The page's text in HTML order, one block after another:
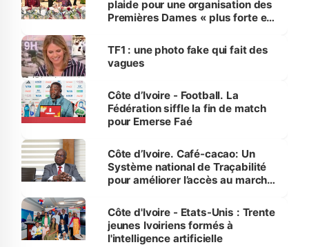
plaide pour une organisation des
Premières Dames « plus forte et
sur la scène internationale »
TF1 : une photo fake qui fait des
vagues
Côte d’Ivoire - Football. La
Fédération siffle la fin de match
pour Emerse Faé
Côte d’Ivoire. Café-cacao: Un
Système national de Traçabilité
pour améliorer l’accès au marché
Côte d'Ivoire - Etats-Unis : Trente
jeunes Ivoiriens formés à
l'intelligence artificielle